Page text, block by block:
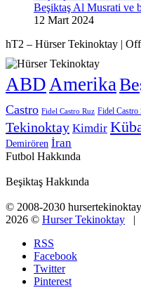
Beşiktaş Al Musrati ve
12 Mart 2024
hT2 – Hürser Tekinoktay |
ABD Amerika
Castro Fidel Castro Ruz Fidel Castro
Tekinoktay Kimdir
Demirören İran
Futbol Hakkında
Beşiktaş Hakkında
© 2008-2030
2026 © Hurser Tekinoktay |
RSS
Facebook
Twitter
Pinterest